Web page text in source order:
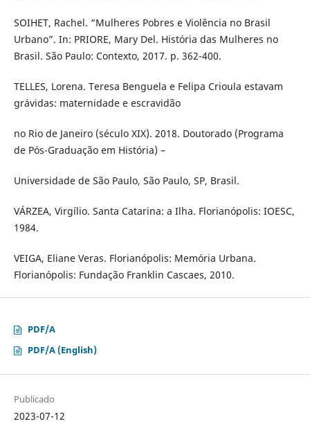
SOIHET, Rachel. “Mulheres Pobres e Violência no Brasil
Urbano”. In: PRIORE, Mary Del. História das Mulheres no
Brasil. São Paulo: Contexto, 2017. p. 362-400.
TELLES, Lorena. Teresa Benguela e Felipa Crioula estavam
grávidas: maternidade e escravidão
no Rio de Janeiro (século XIX). 2018. Doutorado (Programa
de Pós-Graduação em História) –
Universidade de São Paulo, São Paulo, SP, Brasil.
VÁRZEA, Virgílio. Santa Catarina: a Ilha. Florianópolis: IOESC,
1984.
VEIGA, Eliane Veras. Florianópolis: Memória Urbana.
Florianópolis: Fundação Franklin Cascaes, 2010.
PDF/A
PDF/A (English)
Publicado
2023-07-12